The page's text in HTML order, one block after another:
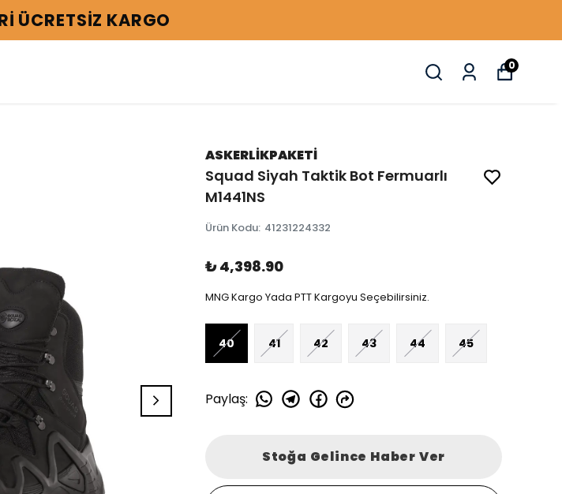
ÜCRETSİZ KARGO
0
ASKERLİKPAKETİ
Squad Siyah Taktik Bot Fermuarlı
M1441NS
Ürün Kodu: 41231224332
₺ 4,398.90
MNG Kargo Yada PTT Kargoyu Seçebilirsiniz.
40 41 42 43 44 45
Paylaş:
Stoğa Gelince Haber Ver